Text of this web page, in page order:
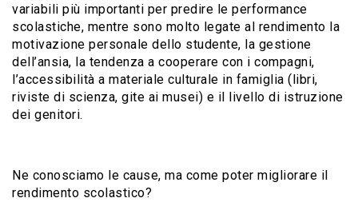
variabili più importanti per predire le performance
scolastiche, mentre sono molto legate al rendimento la
motivazione personale dello studente, la gestione
dell’ansia, la tendenza a cooperare con i compagni,
l’accessibilità a materiale culturale in famiglia (libri,
riviste di scienza, gite ai musei) e il livello di istruzione
dei genitori.
Ne conosciamo le cause, ma come poter migliorare il
rendimento scolastico?